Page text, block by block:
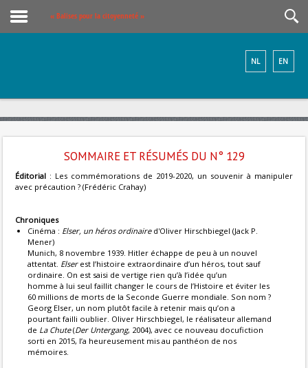
« Balises pour la citoyenneté »
EN
NL
SOMMAIRE ET RÉSUMÉS DU N° 129
Éditorial : Les commémorations de 2019-2020, un souvenir à manipuler
avec précaution ? (Frédéric Crahay)
Chroniques
Cinéma : Elser, un héros ordinaired'Oliver Hirschbiegel (Jack P.
Mener)
Munich, 8 novembre 1939. Hitler échappe de peu à un nouvel
attentat. Elserest l’histoire extraordinaire d’un héros, tout sauf
ordinaire. On est saisi de vertige rien qu’à l’idée qu’un
homme à lui seul faillit changer le cours de l’Histoire et éviter les
60 millions de morts de la Seconde Guerre mondiale. Son nom ?
Georg Elser, un nom plutôt facile à retenir mais qu’on a
pourtant failli oublier. Oliver Hirschbiegel, le réalisateur allemand
de La Chute(Der Untergang, 2004), avec ce nouveau docufiction
sorti en 2015, l’a heureusement mis au panthéon de nos
mémoires.